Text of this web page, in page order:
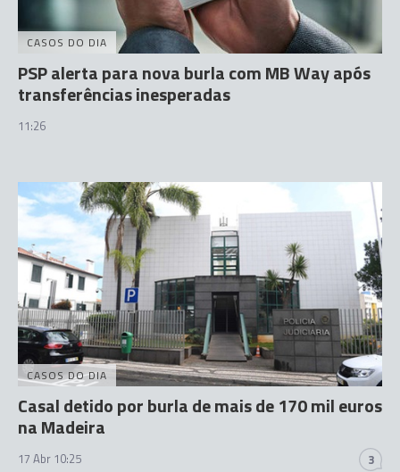
CASOS DO DIA
PSP alerta para nova burla com MB Way após
transferências inesperadas
11:26
CASOS DO DIA
Casal detido por burla de mais de 170 mil euros
na Madeira
17 Abr 10:25 3